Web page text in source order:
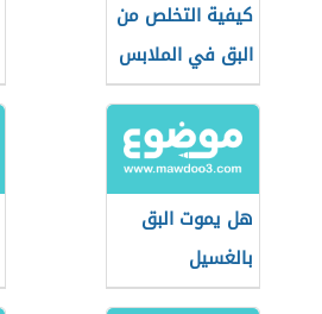
كيفية التخلص من
البق في الملابس
هل يموت البق
بالغسيل